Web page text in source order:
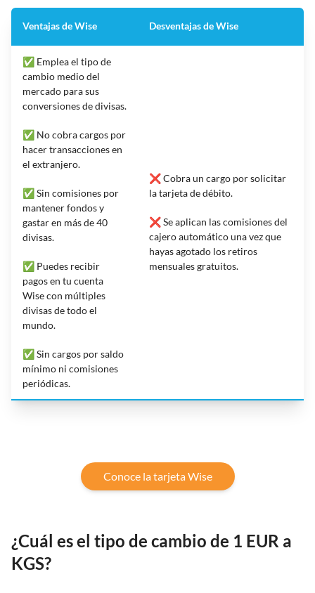
Ventajas de Wise Desventajas de Wise
✅ Emplea el tipo de
cambio medio del
mercado para sus
conversiones de divisas.
✅ No cobra cargos por
hacer transacciones en
el extranjero.
✅ Sin comisiones por
mantener fondos y
gastar en más de 40
divisas.
✅ Puedes recibir
pagos en tu cuenta
Wise con múltiples
divisas de todo el
mundo.
✅ Sin cargos por saldo
mínimo ni comisiones
periódicas.
❌ Cobra un cargo por solicitar
la tarjeta de débito.
❌ Se aplican las comisiones del
cajero automático una vez que
hayas agotado los retiros
mensuales gratuitos.
Conoce la tarjeta Wise
¿Cuál es el tipo de cambio de 1 EUR a
KGS?